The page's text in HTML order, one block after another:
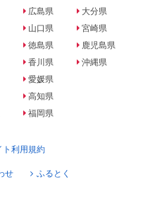
広島県
山口県
徳島県
香川県
愛媛県
高知県
福岡県
大分県
宮崎県
鹿児島県
沖縄県
ト利用規約
せ ふるとく